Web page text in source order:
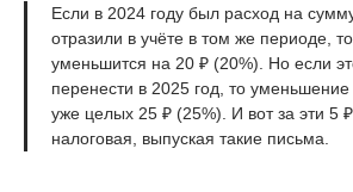
Если в 2024 году был расход на
отразили в учёте в том же периоде,
уменьшится на 20 ₽ (20%). Но если
перенести в 2025 год, то уменьшение
уже целых 25 ₽ (25%). И вот за эти 5
налоговая, выпуская такие письма.